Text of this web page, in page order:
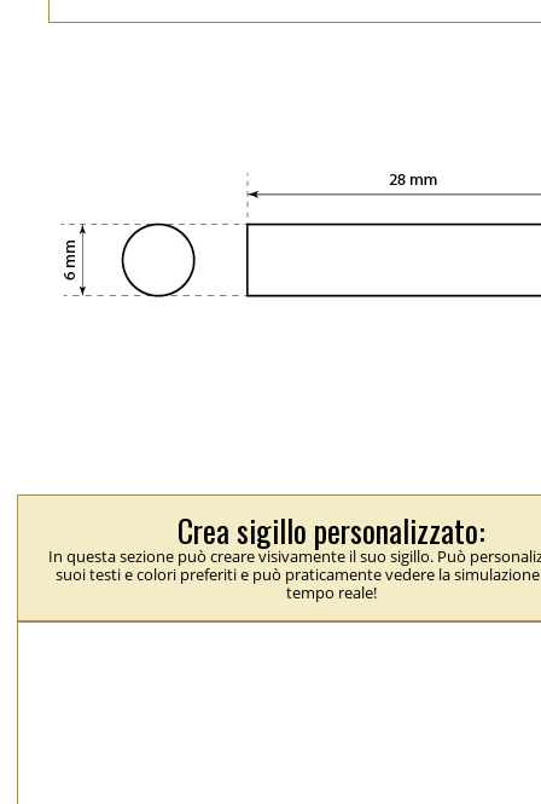
Crea sigillo personalizzato:
In questa sezione può creare visivamente il suo sigillo. Può
suoi testi e colori preferiti e può praticamente vedere la
tempo reale!